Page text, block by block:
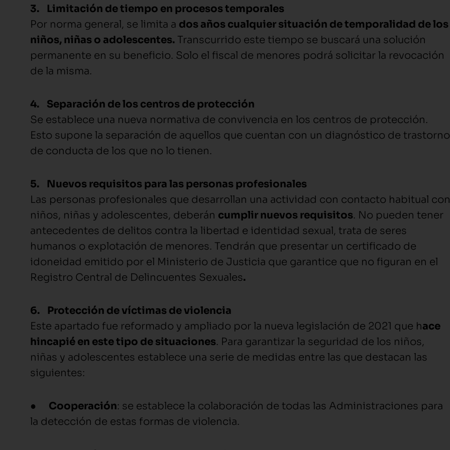
3.
Limitación de tiempo en procesos temporales
Por norma general, se limita a dos años cualquier situación de temporalidad de los
niños, niñas o adolescentes. Transcurrido este tiempo se buscará una solución
permanente en su beneficio. Solo el fiscal de menores podrá solicitar la revocación
de la misma.
4. Separación de los centros de protección
Se establece una nueva normativa de convivencia en los centros de protección.
Esto supone la separación de aquellos que cuentan con un diagnóstico de trastorno
de conducta de los que no lo tienen.
5. Nuevos requisitos para las personas profesionales
Las personas profesionales que desarrollan una actividad con contacto habitual con
niños, niñas y adolescentes, deberán cumplir nuevos requisitos. No pueden tener
antecedentes de delitos contra la libertad e identidad sexual, trata de seres
humanos o explotación de menores. Tendrán que presentar un certificado de
idoneidad emitido por el Ministerio de Justicia que garantice que no figuran en el
Registro Central de Delincuentes Sexuales.
6.
Protección de víctimas de violencia
Este apartado fue reformado y ampliado por la nueva legislación de 2021 que hace
hincapié en este tipo de situaciones. Para garantizar la seguridad de los niños,
niñas y adolescentes establece una serie de medidas entre las que destacan las
siguientes:
● Cooperación: se establece la colaboración de todas las Administraciones para
la detección de estas formas de violencia.